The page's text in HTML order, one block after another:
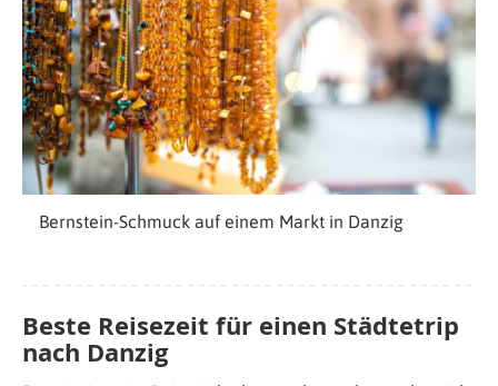
Bernstein-Schmuck auf einem Markt in Danzig
Beste Reisezeit für einen Städtetrip
nach Danzig